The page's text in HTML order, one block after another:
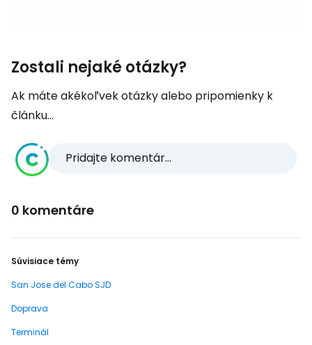
Zostali nejaké otázky?
Ak máte akékoľvek otázky alebo pripomienky k
článku...
Pridajte komentár...
0 komentáre
Súvisiace témy
San Jose del Cabo SJD
Doprava
Terminál